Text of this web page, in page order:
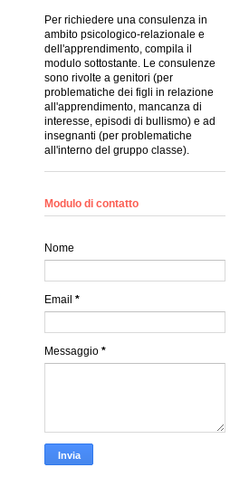
Per richiedere una consulenza in
ambito psicologico-relazionale e
dell'apprendimento, compila il
modulo sottostante. Le consulenze
sono rivolte a genitori (per
problematiche dei figli in relazione
all'apprendimento, mancanza di
interesse, episodi di bullismo) e ad
insegnanti (per problematiche
all'interno del gruppo classe).
Modulo di contatto
Nome
Email *
Messaggio *